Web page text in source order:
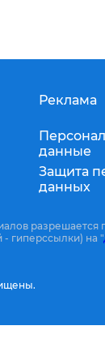
Реклама
данные
Защита
данных
разрешается
- гиперссылки) на "